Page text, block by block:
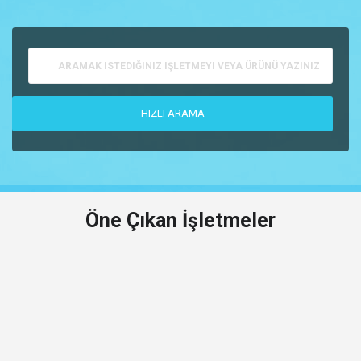
Öne Çıkan İşletmeler